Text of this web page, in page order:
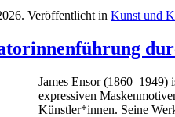
. Veröffentlicht in Kunst und
James Ensor (1860–1949)
expressiven
Künstler*innen. Seine